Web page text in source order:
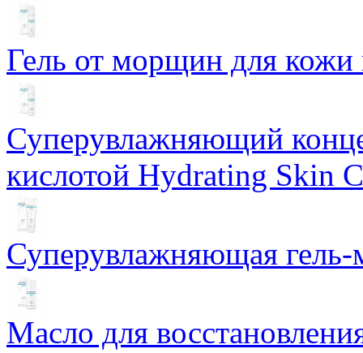
Гель от морщин для кожи
Суперувлажняющий
кислотой Hydrating Skin
Суперувлажняющая
Масло для